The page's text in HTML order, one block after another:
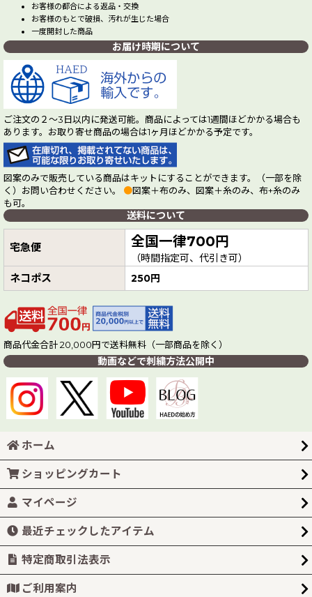
お客様の都合による返品・交換
お客様のもとで破損、汚れが生じた場合
一度開封した商品
お届け時期について
ご注文の２～3日以内に発送可能。商品によっては1週間ほどかかる場合も
あります。お取り寄せ商品の場合は1ヶ月ほどかかる予定です。
図案のみで販売している商品はキットにすることができます。（一部を除
く）お問い合わせください。 ●図案＋布のみ、図案＋糸のみ、布+糸のみ
も可。
送料について
宅急便 全国一律700円
（時間指定可、代引き可）
ネコポス 250円
商品代金合計 20,000円で送料無料（一部商品を除く）
動画などで刺繍方法公開中
ホーム
ショッピングカート
マイページ
最近チェックしたアイテム
特定商取引法表示
ご利用案内